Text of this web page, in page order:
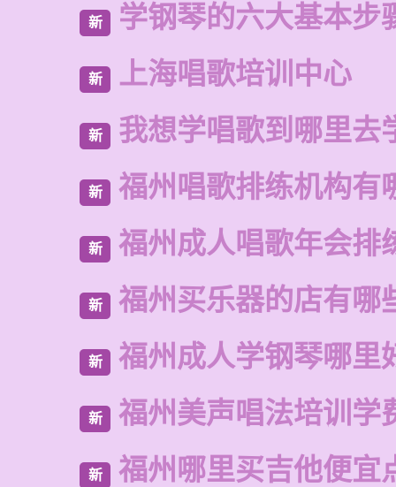
新 学钢琴的六大基本步
新 上海唱歌培训中心
新 我想学唱歌到哪里去
新 福州唱歌排练机构有
新 福州成人唱歌年会排
新 福州买乐器的店有哪
新 福州成人学钢琴哪里
新 福州美声唱法培训学
新 福州哪里买吉他便宜